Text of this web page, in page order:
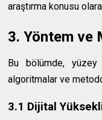
araştırma konusu
3. Yöntem ve
Bu bölümde, yüzey
algoritmalar ve
3.1 Dijital